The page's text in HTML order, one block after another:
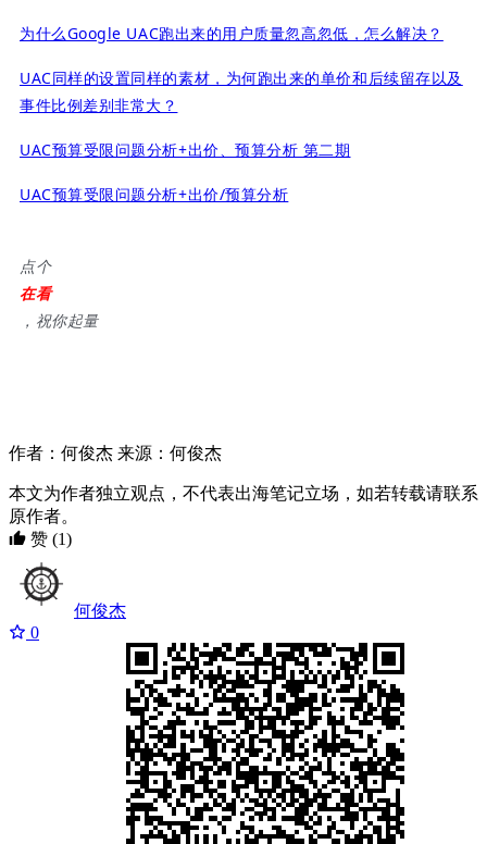
为什么Google UAC跑出来的用户质量忽高忽低，怎么解决？
UAC同样的设置同样的素材，为何跑出来的单价和后续留存以及
事件比例差别非常大？
UAC预算受限问题分析+出价、预算分析 第二期
UAC预算受限问题分析+出价/预算分析
点个
在看
，祝你起量
作者：何俊杰 来源：何俊杰
本文为作者独立观点，不代表出海笔记立场，如若转载请联系
原作者。
赞 (1)
何俊杰
0